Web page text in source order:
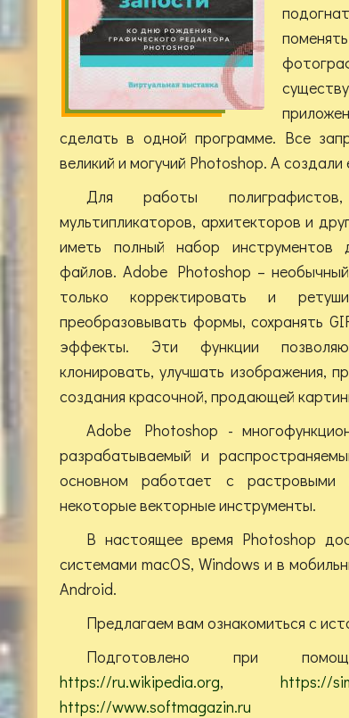
сделать в одной программе. Все
великий и могучий Photoshop. А создали
Для работы
мультипликаторов, архитекторов и
иметь полный набор инструментов
файлов. Adobe Photoshop –
только корректировать и
преобразовывать формы, сохранять
эффекты. Эти функции
клонировать, улучшать изображения,
создания красочной, продающей
Adobe Photoshop -
разрабатываемый и
основном работает с растровыми
некоторые векторные инструменты.
В настоящее время Photoshop
системами macOS, Windows и в
Android.
Предлагаем вам ознакомиться с
Подготовлено при
https://ru.wikipedia.org, https://
https://www.softmagazin.ru